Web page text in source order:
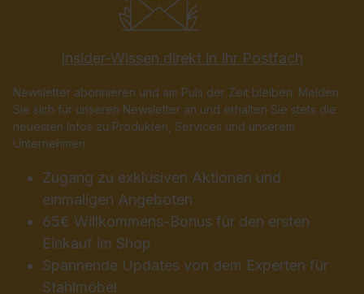
Insider-Wissen direkt in Ihr Postfach
Newsletter abonnieren und am Puls der Zeit bleiben: Melden
Sie sich für unseren Newsletter an und erhalten Sie stets die
neuesten Infos zu Produkten, Services und unserem
Unternehmen.
Zugang zu exklusiven Aktionen und
einmaligen Angeboten
65€ Willkommens-Bonus für den ersten
Einkauf im Shop
Spannende Updates von dem Experten für
Stahlmöbel